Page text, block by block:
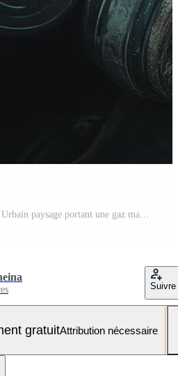
survivant dans une dévasté Urbain paysage portant une gaz masque pendant une post-apocalyptique scénario Photo Gratuite
Suivre
gratuitAttribution nécessaire